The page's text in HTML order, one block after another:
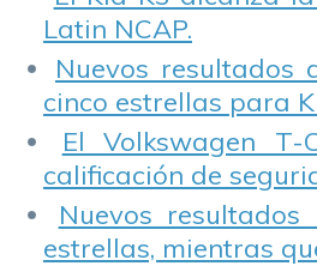
Latin NCAP.
Nuevos resultados
cinco estrellas para
El Volkswagen
calificación de
Nuevos
estrellas, mientras